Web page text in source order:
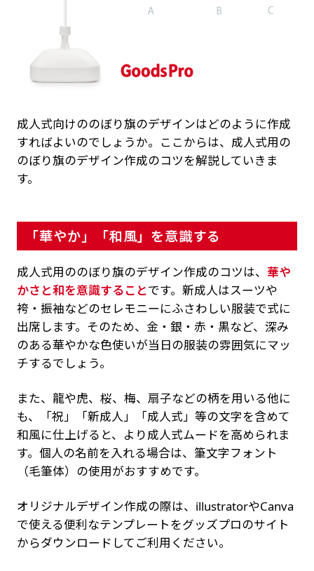
成人式向けののぼり旗のデザインはどのように作成
すればよいのでしょうか。ここからは、成人式用の
のぼり旗のデザイン作成のコツを解説していきま
す。
「華やか」「和風」を意識する
成人式用ののぼり旗のデザイン作成のコツは、 華や
かさと和を意識することです。新成人はスーツや
袴・振袖などのセレモニーにふさわしい服装で式に
出席します。そのため、金・銀・赤・黒など、深み
のある華やかな色使いが当日の服装の雰囲気にマッ
チするでしょう。
また、龍や虎、桜、梅、扇子などの柄を用いる他に
も、「祝」「新成人」「成人式」等の文字を含めて
和風に仕上げると、より成人式ムードを高められま
す。個人の名前を入れる場合は、筆文字フォント
（毛筆体）の使用がおすすめです。
オリジナルデザイン作成の際は、illustratorやCanva
で使える便利なテンプレートをグッズプロのサイト
からダウンロードしてご利用ください。